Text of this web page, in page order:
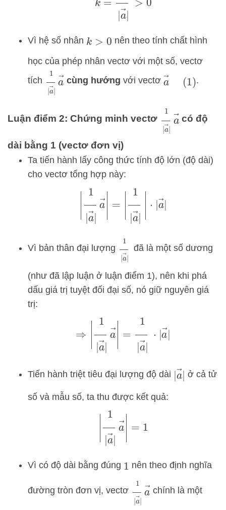
Vì hệ số nhân k >0 nên theo tính chất hình
học của phép nhân vectơ với một số, vectơ
tích
1| a→|a→
cùng hướng với vectơ a ) .
Luận điểm 2: Chứng minh vectơ 1| a→|a →
có độ
dài bằng 1 (vectơ đơn vị)
Ta tiến hành lấy công thức tính độ lớn (độ dài)
cho vectơ tổng hợp này:
→| → 1 a →
Vì bản thân đại lượng 1| → |
đã là một số dương
(như đã lập luận ở luận điểm 1), nên khi phá
dấu giá trị tuyệt đối đại số, nó giữ nguyên giá
trị:
→ |a → a→
Tiến hành triệt tiêu đại lượng độ dài |a→ |
ở cả tử
số và mẫu số, ta thu được kết quả:
| a→ a
Vì có độ dài bằng đúng 1 nên theo định nghĩa
đường tròn đơn vị, vectơ 1| a→|a→
chính là một